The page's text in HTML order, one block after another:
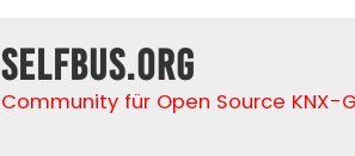
selfbus.org
Community für Open Source KNX-